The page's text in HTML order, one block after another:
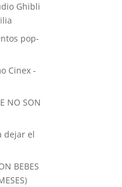
Ghibli
pop-
Cinex -
NO SON
dejar el
BEBES